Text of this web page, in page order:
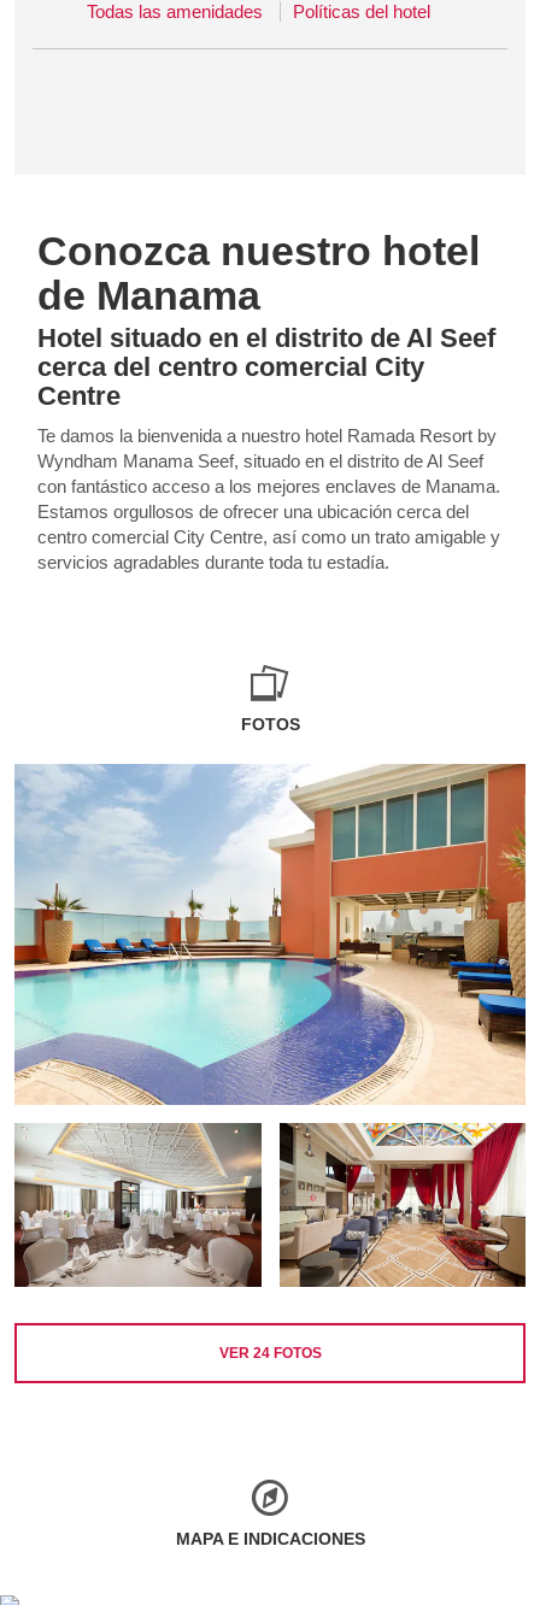
Todas las amenidades Políticas del hotel
Conozca nuestro hotel
de Manama
Hotel situado en el distrito de Al Seef
cerca del centro comercial City
Centre
Te damos la bienvenida a nuestro hotel Ramada Resort by
Wyndham Manama Seef, situado en el distrito de Al Seef
con fantástico acceso a los mejores enclaves de Manama.
Estamos orgullosos de ofrecer una ubicación cerca del
centro comercial City Centre, así como un trato amigable y
servicios agradables durante toda tu estadía.
FOTOS
VER 24FOTOS
MAPA E INDICACIONES